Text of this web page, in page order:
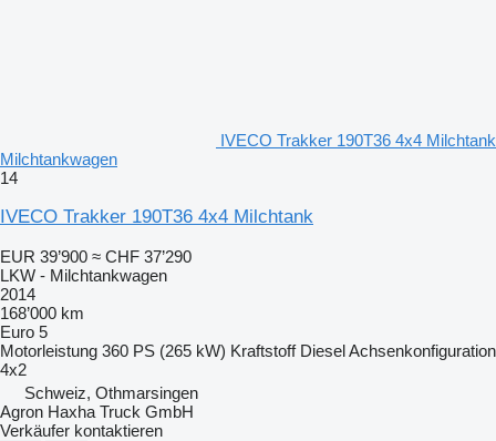
IVECO Trakker 190T36 4x4 Milchtank
Milchtankwagen
14
IVECO Trakker 190T36 4x4 Milchtank
EUR 39’900 ≈ CHF 37’290
LKW - Milchtankwagen
2014
168’000 km
Euro 5
Motorleistung 360 PS (265 kW) Kraftstoff DieselAchsenkonfiguration
4x2
Schweiz, Othmarsingen
Agron Haxha Truck GmbH
Verkäufer kontaktieren